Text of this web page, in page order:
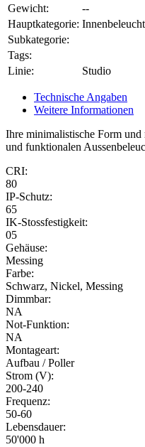
Gewicht:
--
Hauptkategorie:
Subkategorie:
Tags:
Linie:
Studio
Technische Angaben
Weitere Informationen
Ihre minimalistische Form und
und funktionalen
CRI:
80
IP-Schutz:
65
IK-Stossfestigkeit:
05
Gehäuse:
Messing
Farbe:
Schwarz, Nickel, Messing
Dimmbar:
NA
Not-Funktion:
NA
Montageart:
Aufbau / Poller
Strom (V):
200-240
Frequenz:
50-60
Lebensdauer:
50'000 h